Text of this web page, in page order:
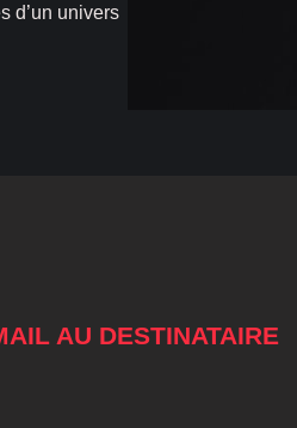
d’un univers
AU DESTINATAIRE